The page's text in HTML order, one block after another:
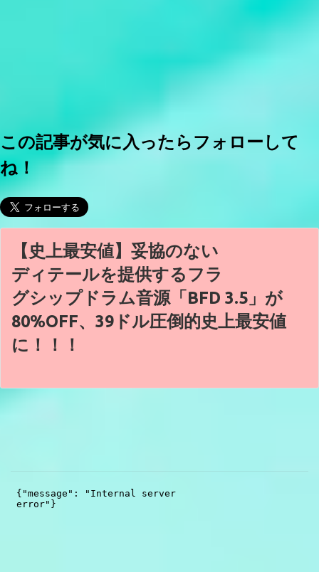
この記事が気に入ったらフォローして
ね！
【史上最安値】妥協のない
ディテールを提供するフラ
グシップドラム音源「BFD 3.5」が
80%OFF、39ドル圧倒的史上最安値
に！！！